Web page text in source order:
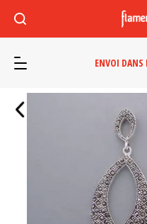
ENVOI DANS